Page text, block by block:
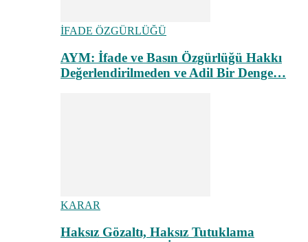
İFADE ÖZGÜRLÜĞÜ
AYM: İfade ve Basın Özgürlüğü Hakkı
Değerlendirilmeden ve Adil Bir Denge…
KARAR
Haksız Gözaltı, Haksız Tutuklama